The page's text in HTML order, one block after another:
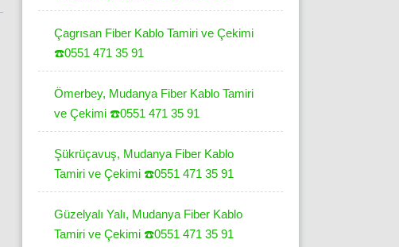
Çagrısan Fiber Kablo Tamiri ve Çekimi
☎️0551 471 35 91
Ömerbey, Mudanya Fiber Kablo Tamiri
ve Çekimi ☎️0551 471 35 91
Şükrüçavuş, Mudanya Fiber Kablo
Tamiri ve Çekimi ☎️0551 471 35 91
Güzelyalı Yalı, Mudanya Fiber Kablo
Tamiri ve Çekimi ☎️0551 471 35 91